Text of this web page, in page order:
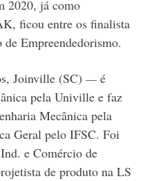
2020, já como
ficou entre os finalista
Empreendedorismo.
Joinville (SC) — é
pela Univille e faz
Mecânica pela
Geral pelo IFSC. Foi
e Comércio de
de produto na LS